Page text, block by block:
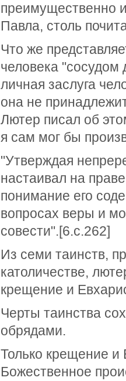
преимущественно
Павла, столь
Что же
человека "сосудом
личная заслуга
она не
Лютер писал об
я сам мог бы
"Утверждая
настаивал на
понимание его
вопросах веры и
совести".[6.с.262]
Из семи таинств,
католичестве,
крещение и
Черты таинства
обрядами.
Только крещение
Божественное